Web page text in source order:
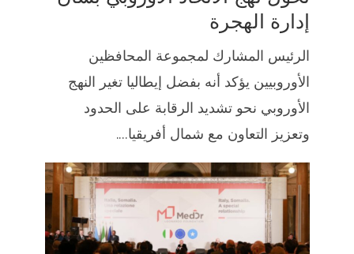
إدارة الهجرة
الرئيس المشارك لمجموعة المحافظين
الأوروبيين يؤكد أنه بفضل إيطاليا تغير النهج
الأوروبي نحو تشديد الرقابة على الحدود
وتعزيز التعاون مع شمال أفريقيا....